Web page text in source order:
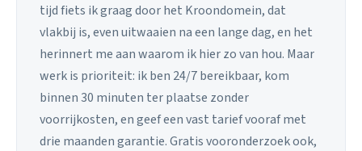
tijd fiets ik graag door het Kroondomein, dat
vlakbij is, even uitwaaien na een lange dag, en het
herinnert me aan waarom ik hier zo van hou. Maar
werk is prioriteit: ik ben 24/7 bereikbaar, kom
binnen 30 minuten ter plaatse zonder
voorrijkosten, en geef een vast tarief vooraf met
drie maanden garantie. Gratis vooronderzoek ook,